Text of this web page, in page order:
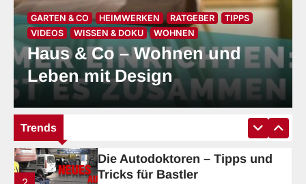
Trends
1
Tech-up Weekly die geniale
Technikzone
2
Die Autodoktoren – Tipps und
Tricks für Bastler
3
Technik im Test – Wie gut sind
die Produkte?
GARTEN & CO HEIMWERKEN RATGEBER
TIPPS
VIDEOS
WISSEN & DOKU WOHNEN
Haus & Co – Wohnen und
Leben mit Design